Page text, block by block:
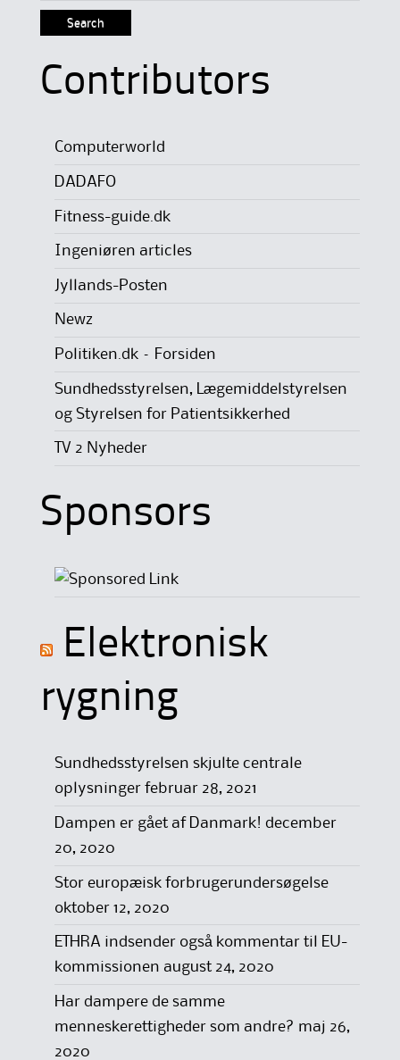
Contributors
Computerworld
DADAFO
Fitness-guide.dk
Ingeniøren articles
Jyllands-Posten
Newz
Politiken.dk – Forsiden
Sundhedsstyrelsen, Lægemiddelstyrelsen
og Styrelsen for Patientsikkerhed
TV 2 Nyheder
Sponsors
Elektronisk
rygning
Sundhedsstyrelsen skjulte centrale
oplysninger februar 28, 2021
Dampen er gået af Danmark! december
20, 2020
Stor europæisk forbrugerundersøgelse
oktober 12, 2020
ETHRA indsender også kommentar til EU-
kommissionen august 24, 2020
Har dampere de samme
menneskerettigheder som andre? maj 26,
2020